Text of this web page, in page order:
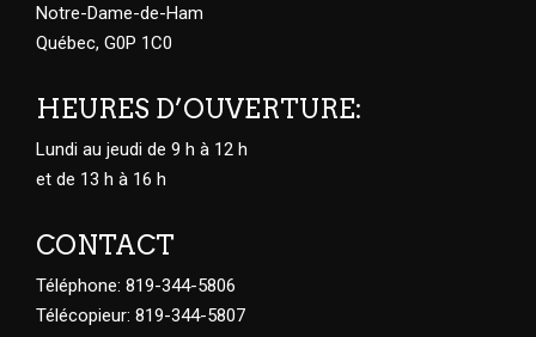
Notre-Dame-de-Ham
Québec, G0P 1C0
HEURES D’OUVERTURE:
Lundi au jeudi de 9 h à 12 h
et de 13 h à 16 h
CONTACT
Téléphone: 819-344-5806
Télécopieur: 819-344-5807